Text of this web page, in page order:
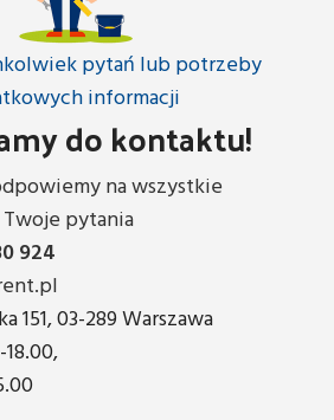
pytań lub potrzeby
informacji
do kontaktu!
na wszystkie
Twoje pytania
924
151, 03-289 Warszawa